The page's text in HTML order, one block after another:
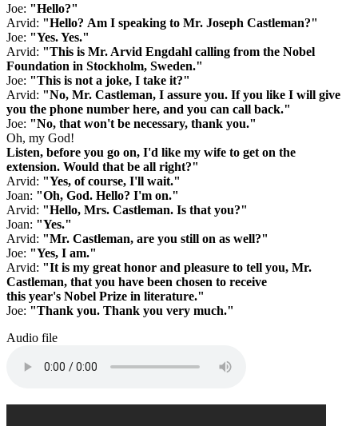
Joe: "Hello?"
Arvid: "Hello? Am I speaking to Mr. Joseph Castleman?"
Joe: "Yes. Yes."
Arvid: "This is Mr. Arvid Engdahl calling from the Nobel
Foundation in Stockholm, Sweden."
Joe: "This is not a joke, I take it?"
Arvid: "No, Mr. Castleman, I assure you. If you like I will give
you the phone number here, and you can call back."
Joe: "No, that won't be necessary, thank you."
Oh, my God!
Listen, before you go on, I'd like my wife to get on the
extension. Would that be all right?"
Arvid: "Yes, of course, I'll wait."
Joan: "Oh, God. Hello? I'm on."
Arvid: "Hello, Mrs. Castleman. Is that you?"
Joan: "Yes."
Arvid: "Mr. Castleman, are you still on as well?"
Joe: "Yes, I am."
Arvid: "It is my great honor and pleasure to tell you, Mr.
Castleman, that you have been chosen to receive
this year's Nobel Prize in literature."
Joe: "Thank you. Thank you very much."
Audio file